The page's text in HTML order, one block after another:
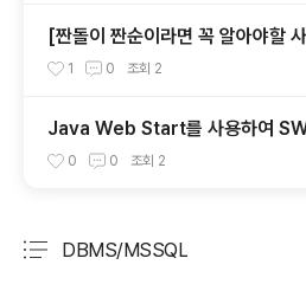
[짠돌이 짠순이라면 꼭 알아야할
1 0 조회 2
Java Web Start를 사용하여
하기 (한글)
0 0 조회 2
DBMS/MSSQL